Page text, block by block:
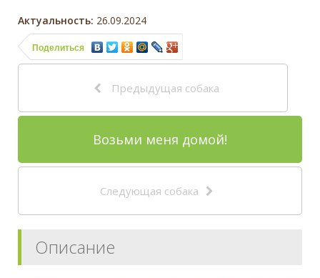
Актуальность: 26.09.2024
Поделиться
Предыдущая собака
Возьми меня домой!
Следующая собака
Описание